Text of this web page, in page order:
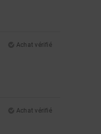
Achat vérifié
Achat vérifié